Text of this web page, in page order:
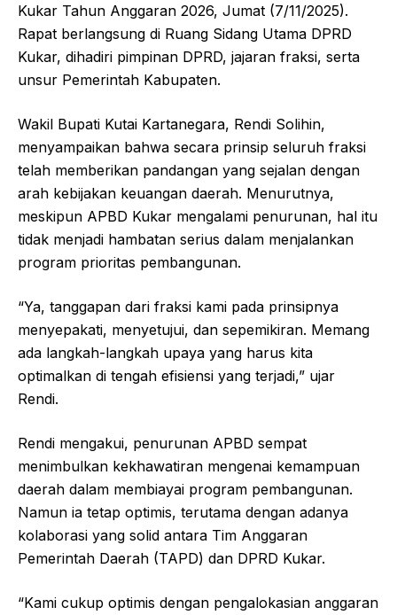
Kukar Tahun Anggaran 2026, Jumat (7/11/2025).
Rapat berlangsung di Ruang Sidang Utama DPRD
Kukar, dihadiri pimpinan DPRD, jajaran fraksi, serta
unsur Pemerintah Kabupaten.
Wakil Bupati Kutai Kartanegara, Rendi Solihin,
menyampaikan bahwa secara prinsip seluruh fraksi
telah memberikan pandangan yang sejalan dengan
arah kebijakan keuangan daerah. Menurutnya,
meskipun APBD Kukar mengalami penurunan, hal itu
tidak menjadi hambatan serius dalam menjalankan
program prioritas pembangunan.
“Ya, tanggapan dari fraksi kami pada prinsipnya
menyepakati, menyetujui, dan sepemikiran. Memang
ada langkah-langkah upaya yang harus kita
optimalkan di tengah efisiensi yang terjadi,” ujar
Rendi.
Rendi mengakui, penurunan APBD sempat
menimbulkan kekhawatiran mengenai kemampuan
daerah dalam membiayai program pembangunan.
Namun ia tetap optimis, terutama dengan adanya
kolaborasi yang solid antara Tim Anggaran
Pemerintah Daerah (TAPD) dan DPRD Kukar.
“Kami cukup optimis dengan pengalokasian anggaran